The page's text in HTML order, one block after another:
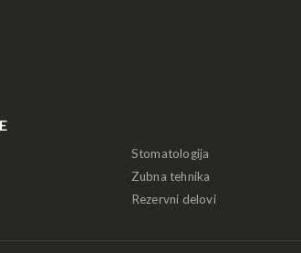
Stomatologija
Zubna tehnika
Rezervni delovi